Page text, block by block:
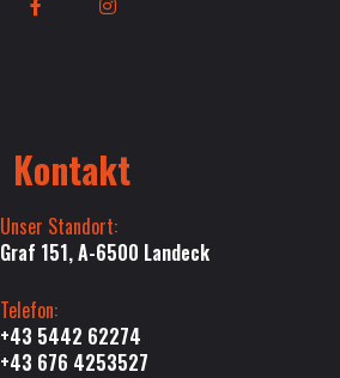
Kontakt
Unser Standort:
Graf 151, A-6500 Landeck
Telefon:
+43 5442 62274
+43 676 4253527